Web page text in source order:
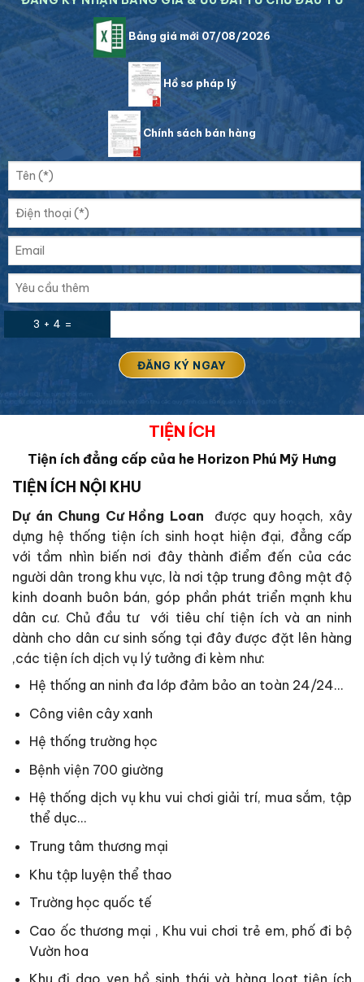
Bảng giá mới 07/08/2026
Hồ sơ pháp lý
Chính sách bán hàng
3 + 4 =
TIỆN ÍCH
Tiện ích đẳng cấp của he Horizon Phú Mỹ Hưng
TIỆN ÍCH NỘI KHU
Dự án Chung Cư Hồng Loan
được quy hoạch, xây
dựng hệ thống tiện ích sinh hoạt hiện đại, đẳng cấp
với tầm nhìn biến nơi đây thành điểm đến của các
người dân trong khu vực, là nơi tập trung đông mật độ
kinh doanh buôn bán, góp phần phát triển mạnh khu
dân cư. Chủ đầu tư với tiêu chí tiện ích và an ninh
dành cho dân cư sinh sống tại đây được đặt lên hàng
,các tiện ích dịch vụ lý tưởng đi kèm như:
Hệ thống an ninh đa lớp đảm bảo an toàn 24/24…
Công viên cây xanh
Hệ thống trường học
Bệnh viện 700 giường
Hệ thống dịch vụ khu vui chơi giải trí, mua sắm, tập
thể dục…
Trung tâm thương mại
Khu tập luyện thể thao
Trường học quốc tế
Cao ốc thương mại , Khu vui chơi trẻ em, phố đi bộ
Vườn hoa